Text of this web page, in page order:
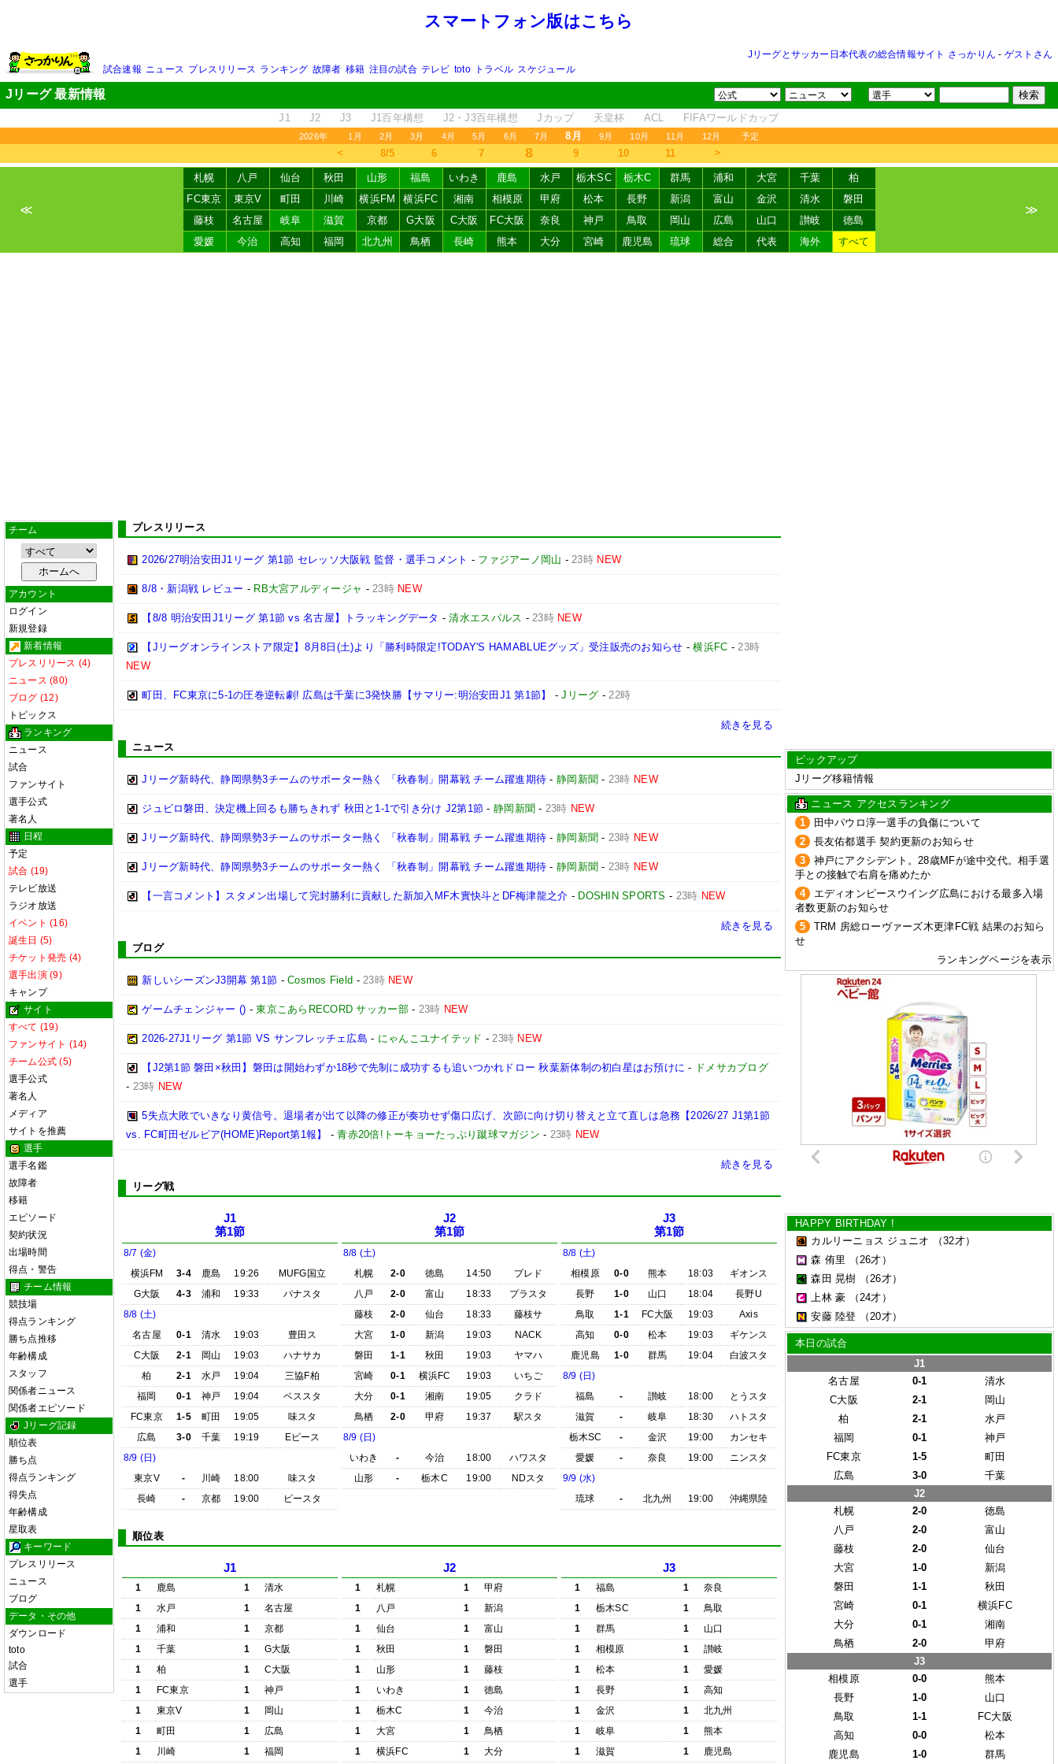
スマートフォン版はこちら
Jリーグとサッカー日本代表の総合情報サイト さっかりん - ゲストさん
試合速報 ニュース プレスリリース ランキング 故障者 移籍 注目の試合 テレビ toto トラベル スケジュール
Jリーグ 最新情報
J1 J2 J3 J1百年構想 J2・J3百年構想 Jカップ 天皇杯 ACL FIFAワールドカップ
2026年 1月 2月 3月 4月 5月 6月 7月 8月 9月 10月 11月 12月 予定
＜ 8/5 6 7 8 9 10 11 ＞
≪
札幌 八戸 仙台 秋田 山形 福島 いわき 鹿島 水戸 栃木SC 栃木C 群馬 浦和 大宮 千葉
柏
FC東京
東京V 町田 川崎 横浜FM 横浜FC 湘南 相模原 甲府 松本 長野 新潟 富山 金沢 清水
磐田
藤枝
名古屋 岐阜 滋賀 京都 G大阪 C大阪 FC大阪 奈良 神戸 鳥取 岡山 広島 山口 讃岐
徳島
愛媛
今治 高知 福岡 北九州 鳥栖 長崎 熊本 大分 宮崎 鹿児島 琉球 総合 代表 海外 すべて
≫
チーム
アカウント
ログイン
新規登録
新着情報
プレスリリース (4)
ニュース (80)
ブログ (12)
トピックス
ランキング
ニュース
試合
ファンサイト
選手公式
著名人
日程
予定
試合 (19)
テレビ放送
ラジオ放送
イベント (16)
誕生日 (5)
チケット発売 (4)
選手出演 (9)
キャンプ
サイト
すべて (19)
ファンサイト (14)
チーム公式 (5)
選手公式
著名人
メディア
サイトを推薦
選手
選手名鑑
故障者
移籍
エピソード
契約状況
出場時間
得点・警告
チーム情報
競技場
得点ランキング
勝ち点推移
年齢構成
スタッフ
関係者ニュース
関係者エピソード
Jリーグ記録
順位表
勝ち点
得点ランキング
得失点
年齢構成
星取表
キーワード
プレスリリース
ニュース
ブログ
データ・その他
ダウンロード
toto
試合
選手
プレスリリース
2026/27明治安田J1リーグ 第1節 セレッソ大阪戦 監督・選手コメント - ファジアーノ岡山 -23時 NEW
8/8・新潟戦 レビュー - RB大宮アルディージャ -23時 NEW
【8/8 明治安田J1リーグ 第1節 vs 名古屋】トラッキングデータ -清水エスパルス -23時 NEW
【Jリーグオンラインストア限定】8月8日(土)より「勝利時限定!TODAY'S HAMABLUEグッズ」受注販売のお知らせ -横浜FC -23時
NEW
町田、FC東京に5-1の圧巻逆転劇! 広島は千葉に3発快勝【サマリー:明治安田J1 第1節】 -Jリーグ -22時
続きを見る
ニュース
Jリーグ新時代、静岡県勢3チームのサポーター熱く 「秋春制」開幕戦 チーム躍進期待 -静岡新聞 - 23時 NEW
ジュビロ磐田、決定機上回るも勝ちきれず 秋田と1-1で引き分け J2第1節 - 静岡新聞 - 23時 NEW
Jリーグ新時代、静岡県勢3チームのサポーター熱く 「秋春制」開幕戦 チーム躍進期待 -静岡新聞 - 23時 NEW
Jリーグ新時代、静岡県勢3チームのサポーター熱く 「秋春制」開幕戦 チーム躍進期待 -静岡新聞 - 23時 NEW
【一言コメント】スタメン出場して完封勝利に貢献した新加入MF木實快斗とDF梅津龍之介 - DOSHIN SPORTS - 23時 NEW
続きを見る
ブログ
新しいシーズンJ3開幕 第1節 -Cosmos Field -23時 NEW
ゲームチェンジャー () -東京こあらRECORD サッカー部- 23時 NEW
2026‐27J1リーグ 第1節 VS サンフレッチェ広島 - にゃんこユナイテッド -23時 NEW
【J2第1節 磐田×秋田】磐田は開始わずか18秒で先制に成功するも追いつかれドロー 秋葉新体制の初白星はお預けに - ドメサカブログ
- 23時 NEW
5失点大敗でいきなり黄信号。退場者が出て以降の修正が奏功せず傷口広げ、次節に向け切り替えと立て直しは急務【2026/27 J1第1節
vs. FC町田ゼルビア(HOME)Report第1報】
-青赤20倍!トーキョーたっぷり蹴球マガジン - 23時 NEW
続きを見る
リーグ戦
J1
第1節
8/7 (金)
横浜FM
3-4 鹿島 19:26
MUFG国立
G大阪
4-3 浦和 19:33
パナスタ
8/8 (土)
名古屋
0-1 清水 19:03
豊田ス
C大阪
2-1 岡山 19:03
ハナサカ
柏
2-1 水戸 19:04
三協F柏
福岡
0-1 神戸 19:04
ベススタ
FC東京
1-5 町田 19:05
味スタ
広島
3-0 千葉 19:19
Eピース
8/9 (日)
東京V
- 川崎 18:00
味スタ
長崎
- 京都 19:00 ピースタ
J2
第1節
8/8 (土)
札幌
2-0 徳島 14:50
プレド
八戸
2-0 富山 18:33
プラスタ
藤枝
2-0 仙台 18:33
藤枝サ
大宮
1-0 新潟 19:03
NACK
磐田
1-1 秋田 19:03
ヤマハ
宮崎
0-1 横浜FC 19:03
いちご
大分
0-1 湘南 19:05
クラド
鳥栖
2-0 甲府 19:37
駅スタ
8/9 (日)
いわき
- 今治 18:00
ハワスタ
山形
- 栃木C 19:00 NDスタ
J3
第1節
8/8 (土)
相模原
0-0 熊本 18:03
ギオンス
長野
1-0 山口 18:04
長野U
鳥取
1-1 FC大阪 19:03
Axis
高知
0-0 松本 19:03
ギケンス
鹿児島
1-0 群馬 19:04
白波スタ
8/9 (日)
福島
- 讃岐 18:00
とうスタ
滋賀
- 岐阜 18:30
ハトスタ
栃木SC
- 金沢 19:00
カンセキ
愛媛
- 奈良 19:00
ニンスタ
9/9 (水)
琉球
- 北九州 19:00 沖縄県陸
順位表
J1
1 鹿島 1
清水
1
水戸 1
名古屋
1
浦和 1
京都
1
千葉 1
G大阪
1
柏 1
C大阪
1
FC東京 1
神戸
1
東京V 1
岡山
1
町田 1
広島
1
川崎 1 福岡
J2
1 札幌 1
甲府
1
八戸 1
新潟
1
仙台 1
富山
1
秋田 1
磐田
1
山形 1
藤枝
1
いわき 1
徳島
1
栃木C 1
今治
1
大宮 1
鳥栖
1
横浜FC 1 大分
J3
1 福島 1
奈良
1
栃木SC 1
鳥取
1
群馬 1
山口
1
相模原 1
讃岐
1
松本 1
愛媛
1
長野 1
高知
1
金沢 1
北九州
1
岐阜 1
熊本
1
滋賀 1 鹿児島
ピックアップ
Jリーグ移籍情報
ニュース アクセスランキング
1
田中パウロ淳一選手の負傷について
2
長友佑都選手 契約更新のお知らせ
3
神戸にアクシデント。28歳MFが途中交代。相手選
手との接触で右肩を痛めたか
4
エディオンピースウイング広島における最多入場
者数更新のお知らせ
5
TRM 房総ローヴァーズ木更津FC戦 結果のお知ら
せ
ランキングページを表示
HAPPY BIRTHDAY !
カルリーニョス ジュニオ
（32才）
森 侑里
（26才）
森田 晃樹
（26才）
上林 豪
（24才）
安藤 陸登
（20才）
本日の試合
J1
名古屋
0-1
清水
C大阪
2-1
岡山
柏
2-1
水戸
福岡
0-1
神戸
FC東京
1-5
町田
広島
3-0
千葉
J2
札幌
2-0
徳島
八戸
2-0
富山
藤枝
2-0
仙台
大宮
1-0
新潟
磐田
1-1
秋田
宮崎
0-1
横浜FC
大分
0-1
湘南
鳥栖
2-0
甲府
J3
相模原
0-0
熊本
長野
1-0
山口
鳥取
1-1
FC大阪
高知
0-0
松本
鹿児島
1-0 群馬